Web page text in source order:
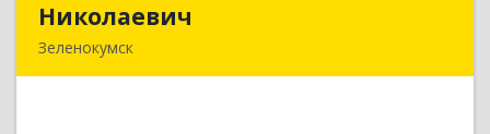
Николаевич
Зеленокумск